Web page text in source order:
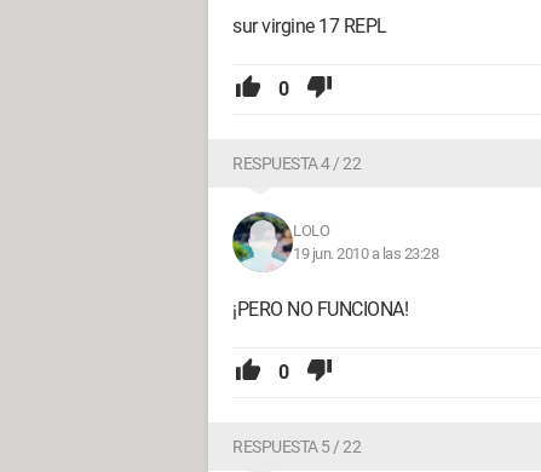
sur virgine 17 REPL
0
RESPUESTA 4 / 22
LOLO
19 jun. 2010 a las 23:28
¡PERO NO FUNCIONA!
0
RESPUESTA 5 / 22